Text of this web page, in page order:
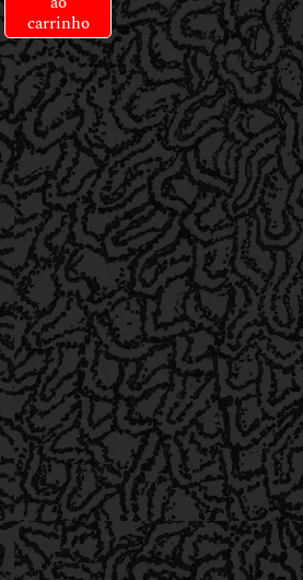
carrinho